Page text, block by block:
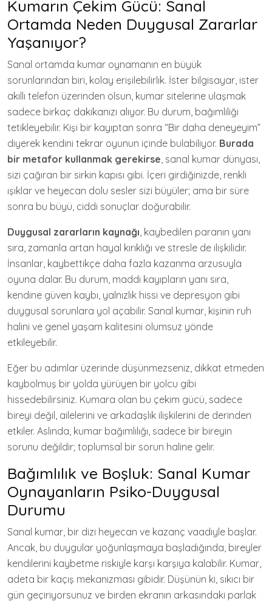
Kumarın Çekim Gücü: Sanal
Ortamda Neden Duygusal Zararlar
Yaşanıyor?
Sanal ortamda kumar oynamanın en büyük
sorunlarından biri, kolay erişilebilirlik. İster bilgisayar, ister
akıllı telefon üzerinden olsun, kumar sitelerine ulaşmak
sadece birkaç dakikanızı alıyor. Bu durum, bağımliliği
tetikleyebilir. Kişi bir kayıptan sonra “Bir daha deneyeyim”
diyerek kendini tekrar oyunun içinde bulabiliyor. Burada
bir metafor kullanmak gerekirse, sanal kumar dünyası,
sizi çağıran bir sirkin kapısı gibi. İçeri girdiğinizde, renkli
ışıklar ve heyecan dolu sesler sizi büyüler; ama bir süre
sonra bu büyü, ciddi sonuçlar doğurabilir.
Duygusal zararların kaynağı, kaybedilen paranın yanı
sıra, zamanla artan hayal kırıklığı ve stresle de ilişkilidir.
İnsanlar, kaybettikçe daha fazla kazanma arzusuyla
oyuna dalar. Bu durum, maddi kayıpların yanı sıra,
kendine güven kaybı, yalnızlık hissi ve depresyon gibi
duygusal sorunlara yol açabilir. Sanal kumar, kişinin ruh
halini ve genel yaşam kalitesini olumsuz yönde
etkileyebilir.
Eğer bu adımlar üzerinde düşünmezseniz, dikkat etmeden
kaybolmuş bir yolda yürüyen bir yolcu gibi
hissedebilirsiniz. Kumara olan bu çekim gücü, sadece
bireyi değil, ailelerini ve arkadaşlık ilişkilerini de derinden
etkiler. Aslında, kumar bağımlılığı, sadece bir bireyin
sorunu değildir; toplumsal bir sorun haline gelir.
Bağımlılık ve Boşluk: Sanal Kumar
Oynayanların Psiko-Duygusal
Durumu
Sanal kumar, bir dizi heyecan ve kazanç vaadiyle başlar.
Ancak, bu duygular yoğunlaşmaya başladığında, bireyler
kendilerini kaybetme riskiyle karşı karşıya kalabilir. Kumar,
adeta bir kaçış mekanizması gibidir. Düşünün ki, sıkıcı bir
gün geçiriyorsunuz ve birden ekranın arkasındaki parlak